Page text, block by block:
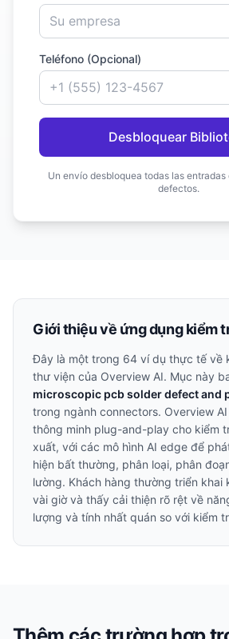
Teléfono (Opcional)
Desbloquear
Un envío desbloquea todas las
defectos.
Giới thiệu về ứng dụng kiểm
Đây là một trong 64 ví dụ thực tế về
thư viện của Overview AI. Mục này
microscopic pcb solder defect and
trong ngành connectors. Overview
thông minh plug-and-play cho kiểm
xuất, với các mô hình AI edge để
hiện bất thường, phân loại, phân
lường. Khách hàng thường triển khai
vài giờ và thấy cải thiện rõ rệt về
lượng và tính nhất quán so với kiểm